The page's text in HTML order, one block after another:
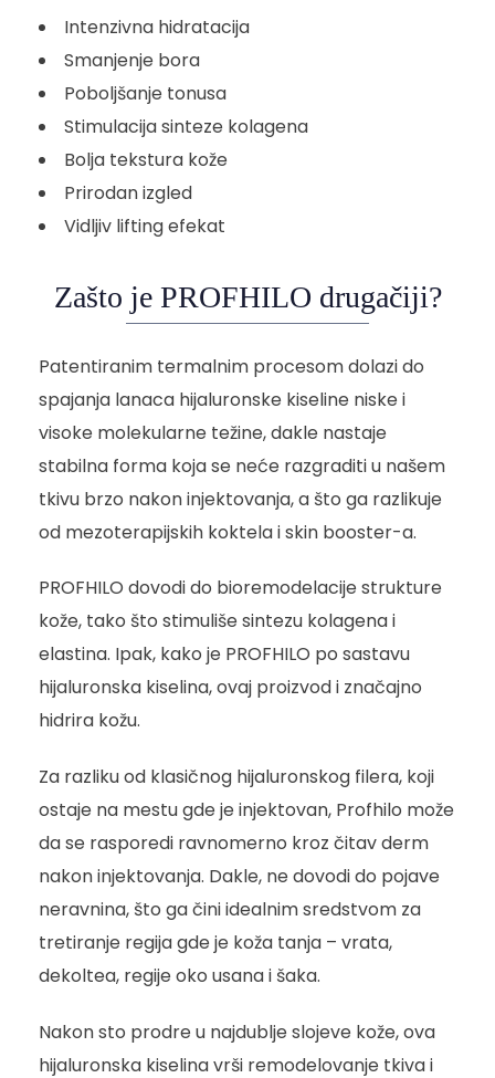
Intenzivna hidratacija
Smanjenje bora
Poboljšanje tonusa
Stimulacija sinteze kolagena
Bolja tekstura kože
Prirodan izgled
Vidljiv lifting efekat
Zašto je PROFHILO drugačiji?
Patentiranim termalnim procesom dolazi do
spajanja lanaca hijaluronske kiseline niske i
visoke molekularne težine, dakle nastaje
stabilna forma koja se neće razgraditi u našem
tkivu brzo nakon injektovanja, a što ga razlikuje
od mezoterapijskih koktela i skin booster-a.
PROFHILO dovodi do bioremodelacije strukture
kože, tako što stimuliše sintezu kolagena i
elastina. Ipak, kako je PROFHILO po sastavu
hijaluronska kiselina, ovaj proizvod i značajno
hidrira kožu.
Za razliku od klasičnog hijaluronskog filera, koji
ostaje na mestu gde je injektovan, Profhilo može
da se rasporedi ravnomerno kroz čitav derm
nakon injektovanja. Dakle, ne dovodi do pojave
neravnina, što ga čini idealnim sredstvom za
tretiranje regija gde je koža tanja – vrata,
dekoltea, regije oko usana i šaka.
Nakon sto prodre u najdublje slojeve kože, ova
hijaluronska kiselina vrši remodelovanje tkiva i